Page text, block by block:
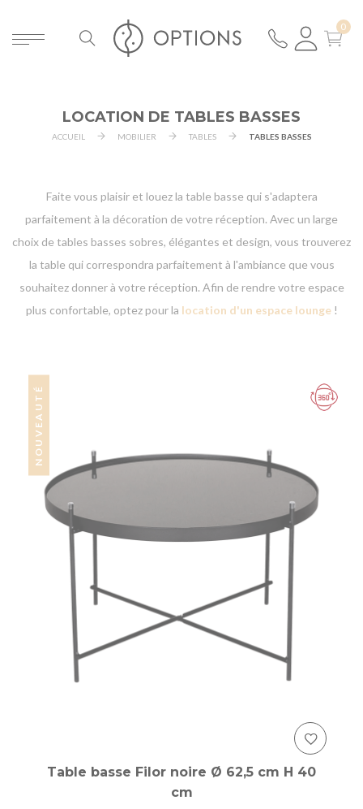
LOCATION DE TABLES BASSES
ACCUEIL MOBILIER TABLES TABLES BASSES
Faite vous plaisir et louez la table basse qui s'adaptera
parfaitement à la décoration de votre réception. Avec un large
choix de tables basses sobres, élégantes et design, vous trouverez
la table qui correspondra parfaitement à l'ambiance que vous
souhaitez donner à votre réception. Afin de rendre votre espace
plus confortable, optez pour la location d'un espace lounge !
NOUVEAUTÉ
Table basse Filor noire Ø 62,5 cm H 40
cm